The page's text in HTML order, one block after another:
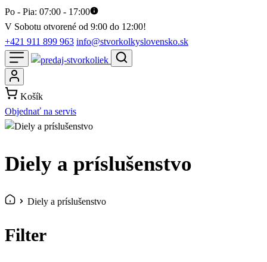
Po - Pia: 07:00 - 17:00
V Sobotu otvorené od 9:00 do 12:00!
+421 911 899 963 info@stvorkolkyslovensko.sk
Košík
Objednať na servis
Diely a príslušenstvo
Diely a príslušenstvo
Filter